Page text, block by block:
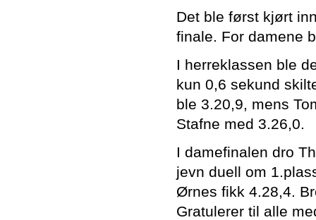
Det ble først kjørt
finale. For damene
I herreklassen ble
kun 0,6 sekund
ble 3.20,9, mens
Stafne med 3.26,0.
I damefinalen dro
jevn duell om
Ørnes fikk 4.28,4.
Gratulerer til alle